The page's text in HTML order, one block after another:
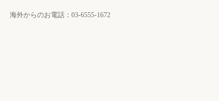
海外からのお電話：03-6555-1672